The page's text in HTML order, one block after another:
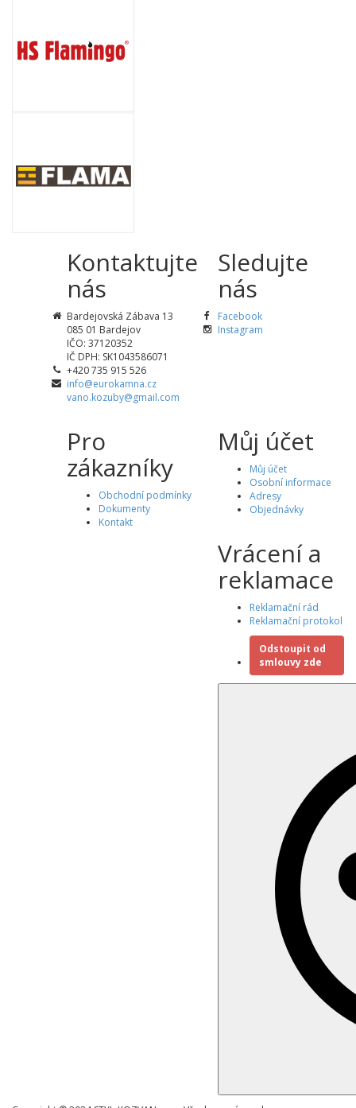
Kontaktujte
nás
Bardejovská Zábava 13
085 01 Bardejov
IČO: 37120352
IČ DPH: SK1043586071
+420 735 915 526
info@eurokamna.cz
vano.kozuby@gmail.com
Sledujte
nás
Facebook
Instagram
Pro
zákazníky
Obchodní podmínky
Dokumenty
Kontakt
Můj účet
Můj účet
Osobní informace
Adresy
Objednávky
Vrácení a
reklamace
Reklamační rád
Reklamační protokol
Odstoupit od
smlouvy zde